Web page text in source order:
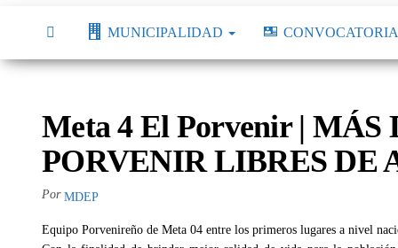
MUNICIPALIDAD
Meta 4 El Porvenir |
PORVENIR LIBRES DE
Por MDEP
Equipo Porvenireño de Meta 04 entre los primeros lugares a nivel